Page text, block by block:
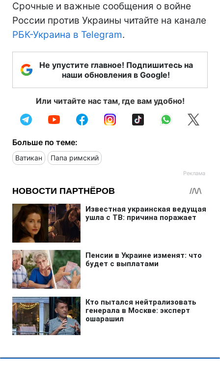
Срочные и важные сообщения о войне
России против Украины читайте на канале
РБК-Украина в Telegram.
Не упустите главное! Подпишитесь на
наши обновления в Google!
Или читайте нас там, где вам удобно!
Больше по теме:
Ватикан Папа римский